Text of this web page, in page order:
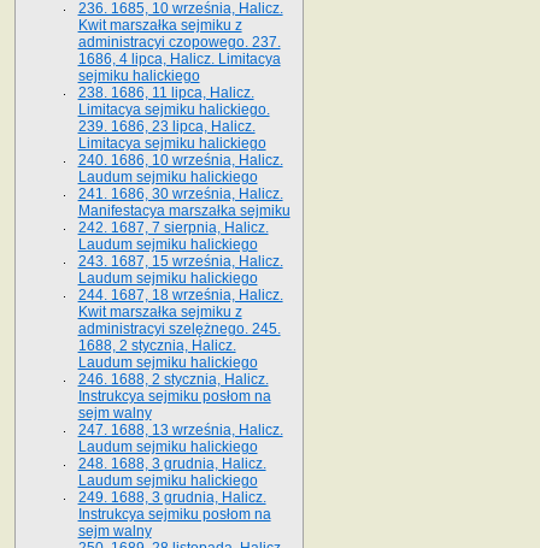
236. 1685, 10 września, Halicz.
Kwit marszałka sejmiku z
administracyi czopowego. 237.
1686, 4 lipca, Halicz. Limitacya
sejmiku halickiego
238. 1686, 11 lipca, Halicz.
Limitacya sejmiku halickiego.
239. 1686, 23 lipca, Halicz.
Limitacya sejmiku halickiego
240. 1686, 10 września, Halicz.
Laudum sejmiku halickiego
241. 1686, 30 września, Halicz.
Manifestacya marszałka sejmiku
242. 1687, 7 sierpnia, Halicz.
Laudum sejmiku halickiego
243. 1687, 15 września, Halicz.
Laudum sejmiku halickiego
244. 1687, 18 września, Halicz.
Kwit marszałka sejmiku z
administracyi szelężnego. 245.
1688, 2 stycznia, Halicz.
Laudum sejmiku halickiego
246. 1688, 2 stycznia, Halicz.
Instrukcya sejmiku posłom na
sejm walny
247. 1688, 13 września, Halicz.
Laudum sejmiku halickiego
248. 1688, 3 grudnia, Halicz.
Laudum sejmiku halickiego
249. 1688, 3 grudnia, Halicz.
Instrukcya sejmiku posłom na
sejm walny